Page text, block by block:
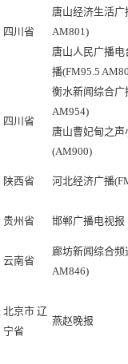
四川省
唐山经济生活广
AM801)
唐山人民广播
播(FM95.5
四川省
衡水新闻综合广
AM954)
唐山曹妃甸之声
(AM900)
陕西省 河北经济广播
贵州省 邯郸广播电视报
云南省
廊坊新闻综合频
AM846)
北京市 辽
宁省
燕赵晚报